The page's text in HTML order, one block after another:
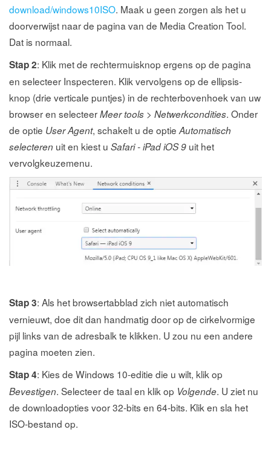
download/windows10ISO. Maak u geen zorgen als het u
doorverwijst naar de pagina van de Media Creation Tool.
Dat is normaal.
Stap 2: Klik met de rechtermuisknop ergens op de pagina
en selecteer Inspecteren. Klik vervolgens op de ellipsis-
knop (drie verticale puntjes) in de rechterbovenhoek van uw
browser en selecteerMeer tools > Netwerkcondities. Onder
de optie User Agent, schakelt u de optie Automatisch
selecteren uit en kiest u Safari - iPad iOS 9 uit het
vervolgkeuzemenu.
Stap 3: Als het browsertabblad zich niet automatisch
vernieuwt, doe dit dan handmatig door op de cirkelvormige
pijl links van de adresbalk te klikken. U zou nu een andere
pagina moeten zien.
Stap 4: Kies de Windows 10-editie die u wilt, klik op
Bevestigen. Selecteer de taal en klik op Volgende. U ziet nu
de downloadopties voor 32-bits en 64-bits. Klik en sla het
ISO-bestand op.